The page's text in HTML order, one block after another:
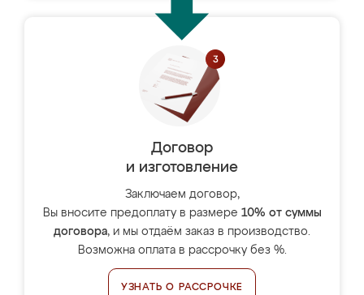
Договор
и изготовление
Заключаем договор,
Вы вносите предоплату в размере 10% от суммы
договора, и мы отдаём заказ в производство.
Возможна оплата в рассрочку без %.
УЗНАТЬ О РАССРОЧКЕ